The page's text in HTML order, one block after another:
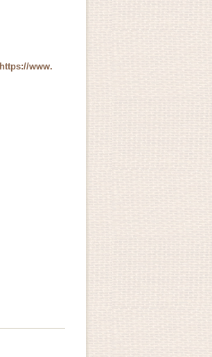
https://www.